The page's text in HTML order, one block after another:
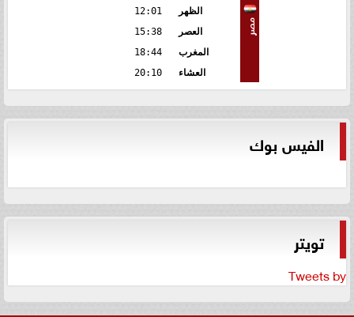
مصر
الظهر
12:01
العصر
15:38
المغرب
18:44
العشاء
20:10
الفيس بوك
تويتر
Tweets by